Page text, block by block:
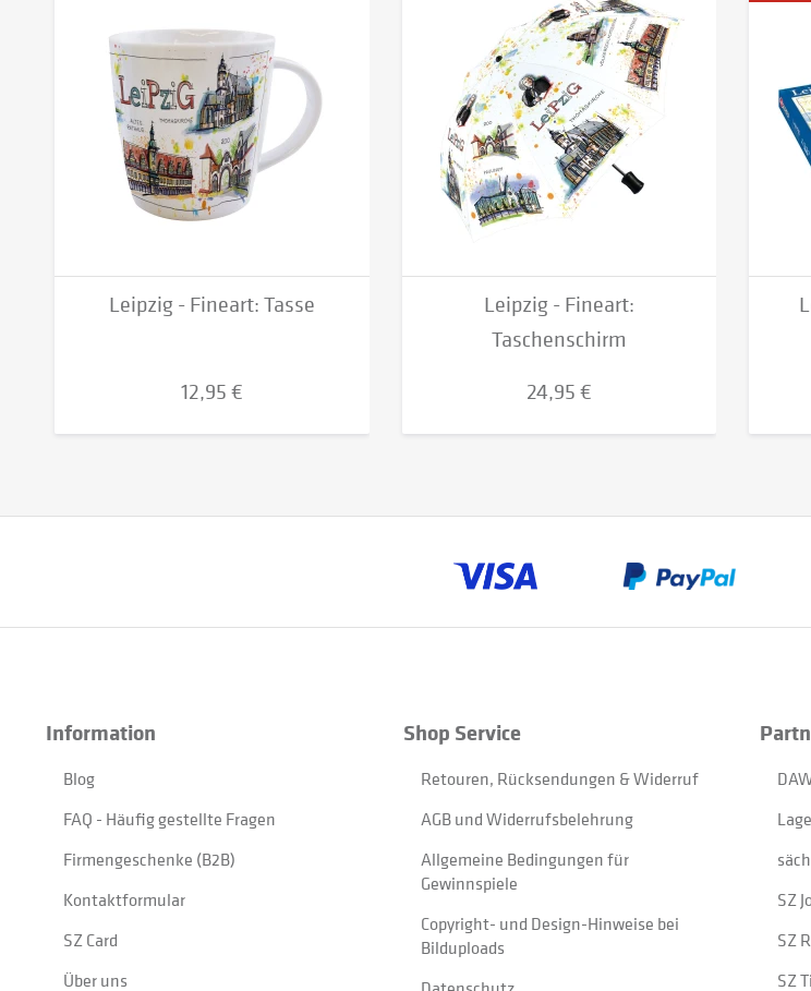
Leipzig - Fineart: Tasse
12,95 €
Leipzig - Fineart:
Taschenschirm
24,95 €
Information
Blog
FAQ - Häufig gestellte Fragen
Firmengeschenke (B2B)
Kontaktformular
SZ Card
Über uns
Shop Service
Retouren, Rücksendungen & Widerruf
AGB und Widerrufsbelehrung
Allgemeine Bedingungen für
Gewinnspiele
Copyright- und Design-Hinweise bei
Bilduploads
SZ
SZ
SZ